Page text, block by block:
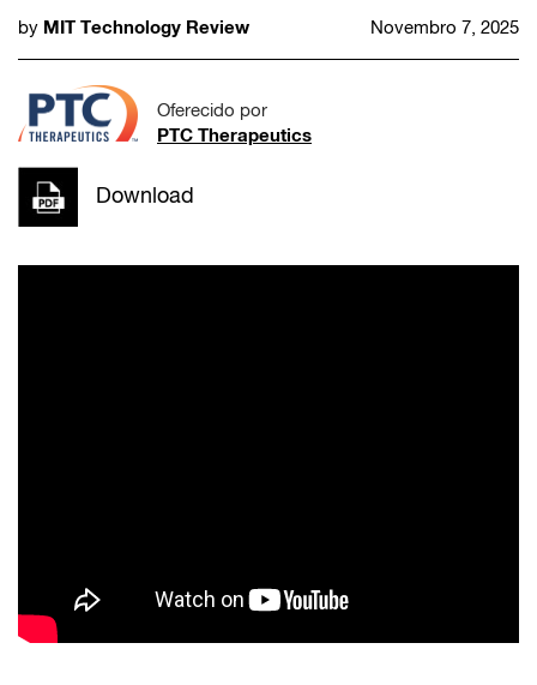
by MIT Technology Review Novembro 7, 2025
Oferecido por
PTC Therapeutics
Download